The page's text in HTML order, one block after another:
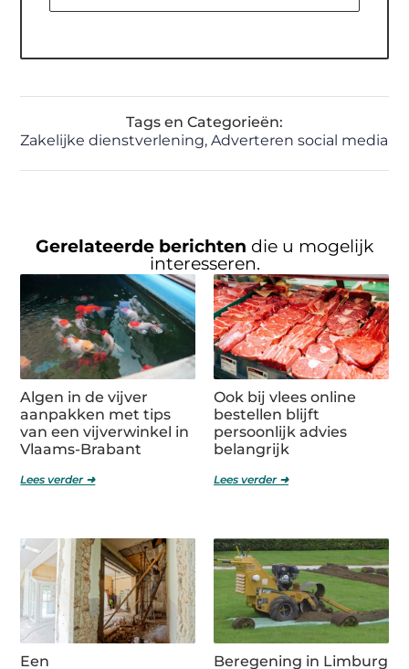
Tags en Categorieën:
Zakelijke dienstverlening,Adverteren social media
Gerelateerde berichten die u mogelijk
interesseren.
Algen in de vijver
aanpakken met tips
van een vijverwinkel in
Vlaams-Brabant
Lees verder ➜
Ook bij vlees online
bestellen blijft
persoonlijk advies
belangrijk
Lees verder ➜
Een
Beregening in Limburg